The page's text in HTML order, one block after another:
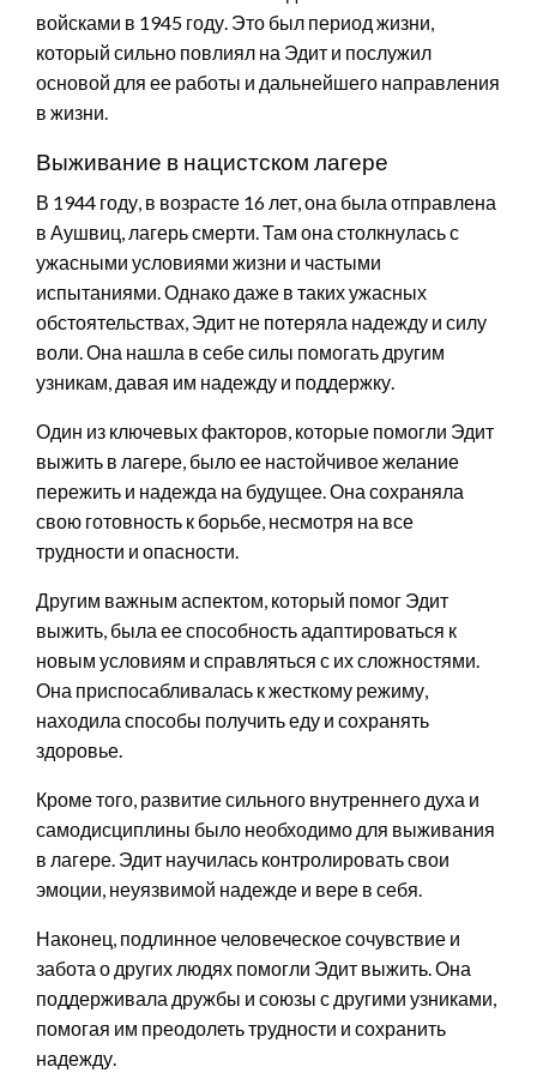
войсками в 1945 году. Это был период жизни,
который сильно повлиял на Эдит и послужил
основой для ее работы и дальнейшего направления
в жизни.
Выживание в нацистском лагере
В 1944 году, в возрасте 16 лет, она была отправлена
в Аушвиц, лагерь смерти. Там она столкнулась с
ужасными условиями жизни и частыми
испытаниями. Однако даже в таких ужасных
обстоятельствах, Эдит не потеряла надежду и силу
воли. Она нашла в себе силы помогать другим
узникам, давая им надежду и поддержку.
Один из ключевых факторов, которые помогли Эдит
выжить в лагере, было ее настойчивое желание
пережить и надежда на будущее. Она сохраняла
свою готовность к борьбе, несмотря на все
трудности и опасности.
Другим важным аспектом, который помог Эдит
выжить, была ее способность адаптироваться к
новым условиям и справляться с их сложностями.
Она приспосабливалась к жесткому режиму,
находила способы получить еду и сохранять
здоровье.
Кроме того, развитие сильного внутреннего духа и
самодисциплины было необходимо для выживания
в лагере. Эдит научилась контролировать свои
эмоции, неуязвимой надежде и вере в себя.
Наконец, подлинное человеческое сочувствие и
забота о других людях помогли Эдит выжить. Она
поддерживала дружбы и союзы с другими узниками,
помогая им преодолеть трудности и сохранить
надежду.